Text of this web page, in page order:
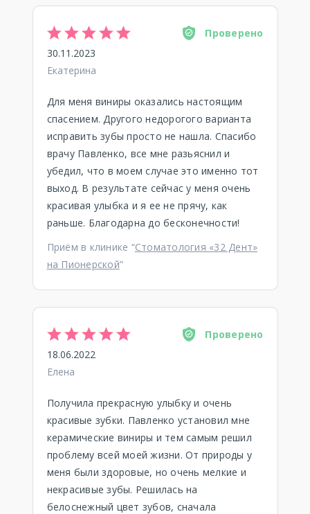
Проверено
30.11.2023
Екатерина
Для меня виниры оказались настоящим
спасением. Другого недорогого варианта
исправить зубы просто не нашла. Спасибо
врачу Павленко, все мне разьяснил и
убедил, что в моем случае это именно тот
выход. В результате сейчас у меня очень
красивая улыбка и я ее не прячу, как
раньше. Благодарна до бесконечности!
Приём в клинике “Стоматология «32 Дент»
на Пионерской”
Проверено
18.06.2022
Елена
Получила прекрасную улыбку и очень
красивые зубки. Павленко установил мне
керамические виниры и тем самым решил
проблему всей моей жизни. От природы у
меня были здоровые, но очень мелкие и
некрасивые зубы. Решилась на
белоснежный цвет зубов, сначала